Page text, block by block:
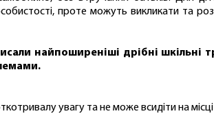
проте можуть викликати та
найпоширеніші дрібні
увагу та не може всидіти на місці